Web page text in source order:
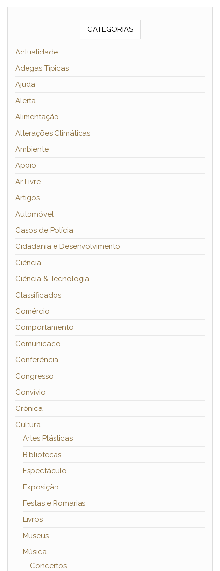
CATEGORIAS
Actualidade
Adegas Típicas
Ajuda
Alerta
Alimentação
Alterações Climáticas
Ambiente
Apoio
Ar Livre
Artigos
Automóvel
Casos de Polícia
Cidadania e Desenvolvimento
Ciência
Ciência & Tecnologia
Classificados
Comércio
Comportamento
Comunicado
Conferência
Congresso
Convívio
Crónica
Cultura
Artes Plásticas
Bibliotecas
Espectáculo
Exposição
Festas e Romarias
Livros
Museus
Música
Concertos